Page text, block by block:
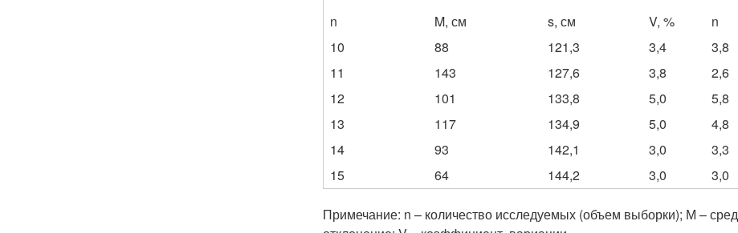
n M, см s, см V, % n
10
88 121,3 3,4 3,8
11
143 127,6 3,8 2,6
12
101 133,8 5,0 5,8
13
117 134,9 5,0 4,8
14
93 142,1 3,0 3,3
15
64 144,2 3,0 3,0
Примечание: n – количество исследуемых (объем выборки); М –